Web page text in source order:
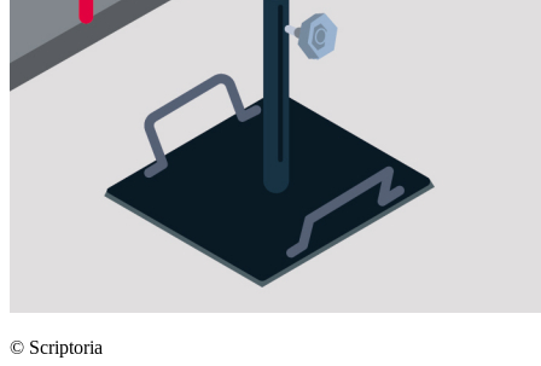
© Scriptoria